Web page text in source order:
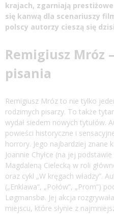
krajach, zgarniają
się kanwą dla scenariuszy
polscy autorzy cieszą się
Remigiusz Mróz
pisania
Remigiusz Mróz to nie tylko
rodzimych pisarzy. To także
wydał siedem nowych tytułów.
powieści historyczne i
horrory. Jego najbardziej znane
Joannie Chyłce (na jej
Magdaleną Cielecką w roli
oraz cykl „W kręgach władzy”.
(„Enklawa”, „Połów”, „Prom”)
Løgmansbø. Jej akcja
miejscu, które słynie z